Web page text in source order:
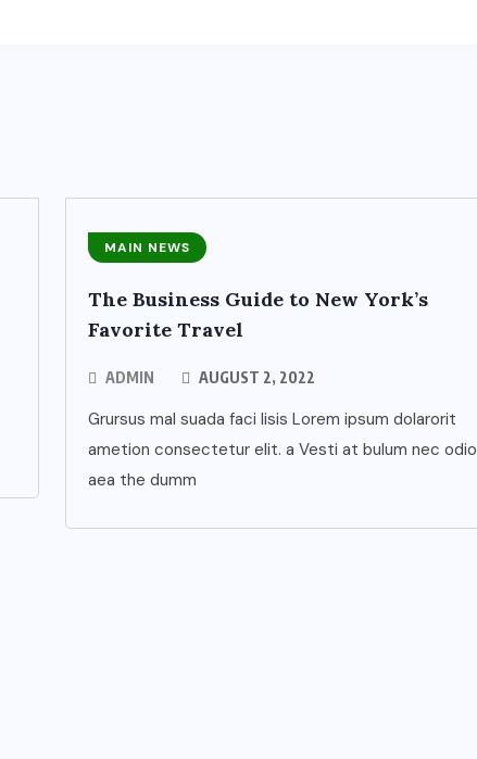
MAIN NEWS
The Business Guide to New York’s
Favorite Travel
ADMIN AUGUST 2, 2022
Grursus mal suada faci lisis Lorem ipsum dolarorit
ametion consectetur elit. a Vesti at bulum nec odio
aea the dumm